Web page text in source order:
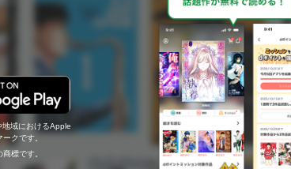
域におけるApple
クです。
標です。